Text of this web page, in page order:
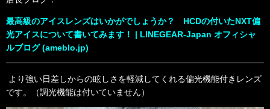
最高級のアイスレンズはいかがでしょうか？ HCDの付いたNXT偏
光アイスについて書いてみます！ | LINEGEAR-Japan オフィシャ
ルブログ (ameblo.jp)
より強い日差しからの眩しさを軽減してくれる偏光機能付きレンズ
です。（調光機能は付いていません）